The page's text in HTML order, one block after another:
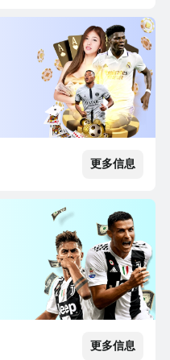
更多信息
更多信息